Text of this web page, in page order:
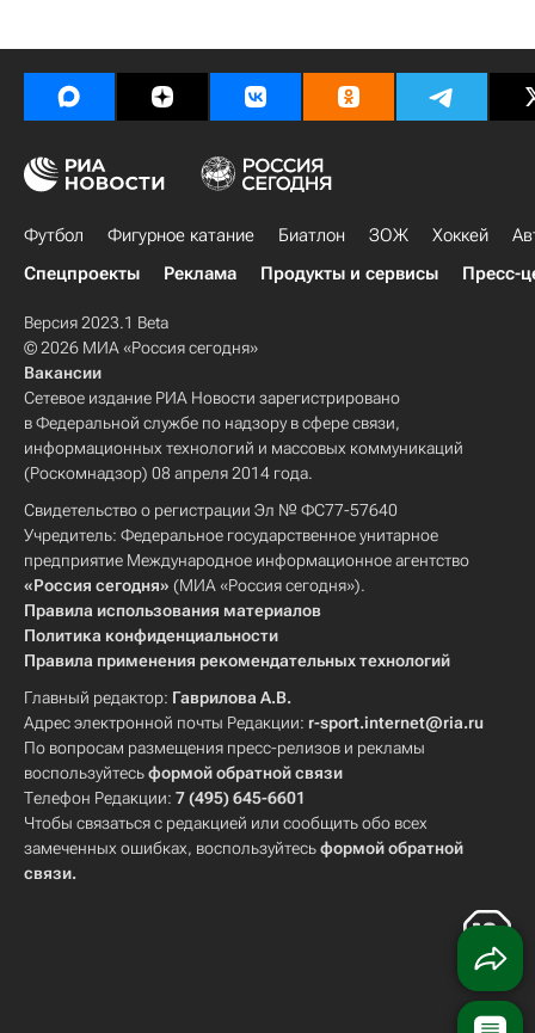
Футбол Фигурное катание Биатлон ЗОЖ Хоккей
Спецпроекты
Реклама Продукты и сервисы Пресс-
Версия 2023.1 Beta
© 2026 МИА «Россия сегодня»
Вакансии
Сетевое издание РИА Новости зарегистрировано
в Федеральной службе по надзору в сфере связи,
информационных технологий и массовых коммуникаций
(Роскомнадзор) 08 апреля 2014 года.
Свидетельство о регистрации Эл № ФС77-57640
Учредитель: Федеральное государственное унитарное
предприятие Международное информационное агентство
«Россия сегодня» (МИА «Россия сегодня»).
Правила использования материалов
Политика конфиденциальности
Правила применения рекомендательных технологий
Главный редактор: Гаврилова А.В.
Адрес электронной почты Редакции: r-sport.internet@ria.ru
По вопросам размещения пресс-релизов и рекламы
воспользуйтесьформой обратной связи
Телефон Редакции: 7 (495) 645-6601
Чтобы связаться с редакцией или сообщить обо всех
замеченных ошибках, воспользуйтесьформой обратной
связи.